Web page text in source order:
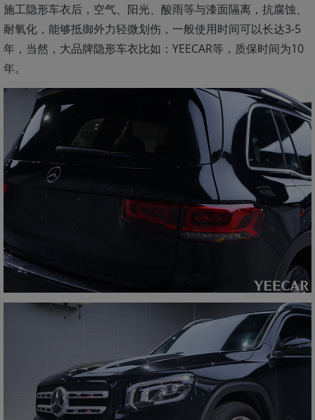
施工隐形车衣后，空气、阳光、酸雨等与漆面隔离，抗腐蚀、
耐氧化，能够抵御外力轻微划伤，一般使用时间可以长达3-5
年，当然，大品牌隐形车衣比如：YEECAR等，质保时间为10
年。